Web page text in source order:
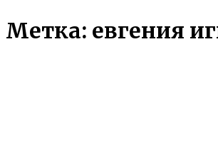
Метка: евгения